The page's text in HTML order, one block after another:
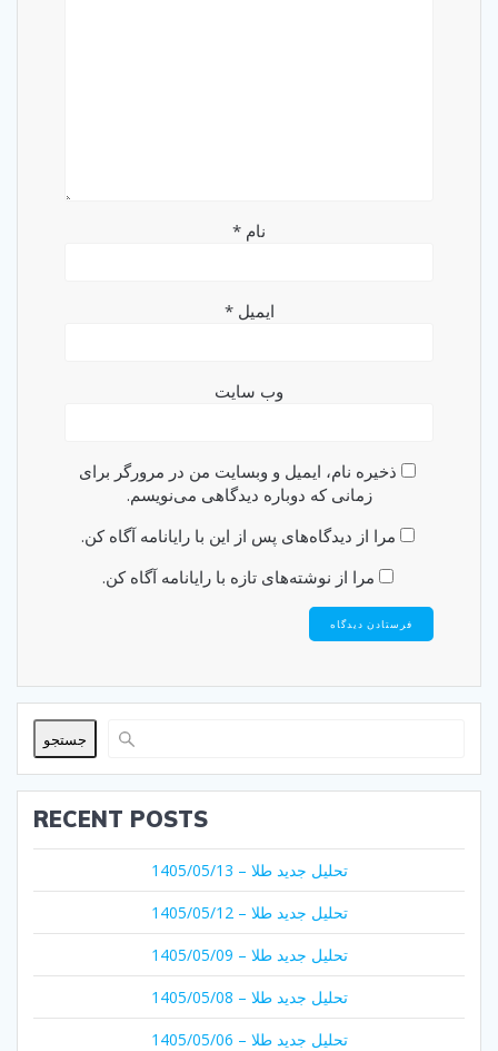
نام *
ایمیل*
وب‌ سایت
ذخیره نام، ایمیل و وبسایت من در مرورگر برای
زمانی که دوباره دیدگاهی می‌نویسم.
مرا از دیدگاه‌های پس از این با رایانامه آگاه کن.
مرا از نوشته‌های تازه با رایانامه آگاه کن.
جستجو
RECENT POSTS
تحلیل جدید طلا – 1405/05/13
تحلیل جدید طلا – 1405/05/12
تحلیل جدید طلا – 1405/05/09
تحلیل جدید طلا – 1405/05/08
تحلیل جدید طلا – 1405/05/06